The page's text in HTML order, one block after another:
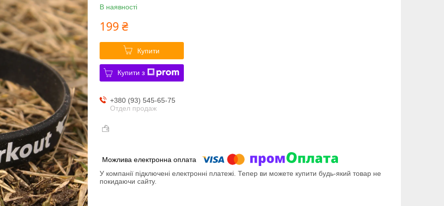
В наявності
199 ₴
Купити
Купити з
+380 (93) 545-65-75
Отдел продаж
У компанії підключені електронні платежі. Тепер ви можете купити будь-який товар не
покидаючи сайту.